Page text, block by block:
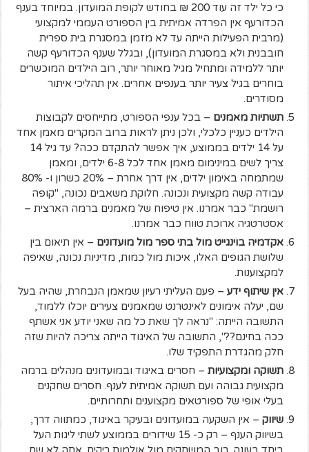
כי כל ילד זה עוד 200 ₪ בחודש לקופת המועדון. במיוחד בענף
הכדורעף אין הפרדה אמיתית בין הספורט העממי למקצועי
(מרבית הפעילות הייתה עד לא מזמן במסגרת בית ספרית
חובבנית ולא במסגרת המועדון), ובגלל שענף הכדורעף קשה
יותר ללמידה ומתחיל מגיל מאוחר יותר, רוב הילדים המוכשרים
בוחרים בגיל צעיר יותר בענפים אחרים. אין תהליכי איתור
מסודרים.
תשתיות מאמנים – בכל ענפי הספורט, מתייחסים לקבוצות
הילדים כעניין כלכלי, ולכן ניתן לראות ברוב המקרים מאמן אחד
על 14 ילדים בממוצע, איך אפשר להתקדם ככה? עד גיל 14
צריך לשים במינימום מאמן אחד לכל 6-8 ילדים, ומאמן
שמתמחה באימון ילדים, אין דרך אחרת – 20% כשרון ו- 80%
עבודה קשה מקצועית ונכונה. חלוקת משאבים נכונה, "קופה
רושמת" כבר אמרנו. אין טיפוח של מאמנים ברמה הארצית –
אסטרטגיה ארוכת טווח כבר אמרנו.
אקדמיה בוינגייט מול בתי ספר מול מועדונים – אין תיאום בין
שלושת הגופים האלו, איכות מול כמות, מדיניות נכונה, שאיפה
למקצוענות.
אין שיתוף ידע – פעם העליתי רעיון שמאמן הנבחרת, שהיה בעל
שם, יעלה אימונים לאינטרנט שמאמנים צעירים יוכלו ללמוד,
התשובה הייתה: "נראה לך שאת כל מה שאני יודע אני אשתף
ככה בחינם??", התשובה של האיגוד הייתה צריכה להיות שזה
חלק מהגדרת התפקיד שלו.
תשוקה ומקצועיות – חסרים באיגוד ובמועדונים מנהלים ברמה
מקצועית גבוהה ועם תשוקה אמיתית לענף. חסרים שחקנים
בעלי אופי של ספורטאים מקצוענים ותחרותיים.
שיווק – אין השקעה במועדונים ובעיקר באיגוד, כמתווה דרך,
בשיווק הענף – רק כ- 15 שידורים בממוצע לשתי ליגות העל